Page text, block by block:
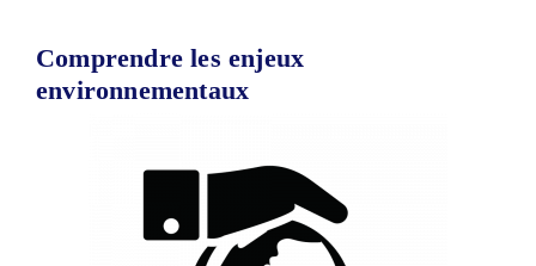
Comprendre les enjeux
environnementaux